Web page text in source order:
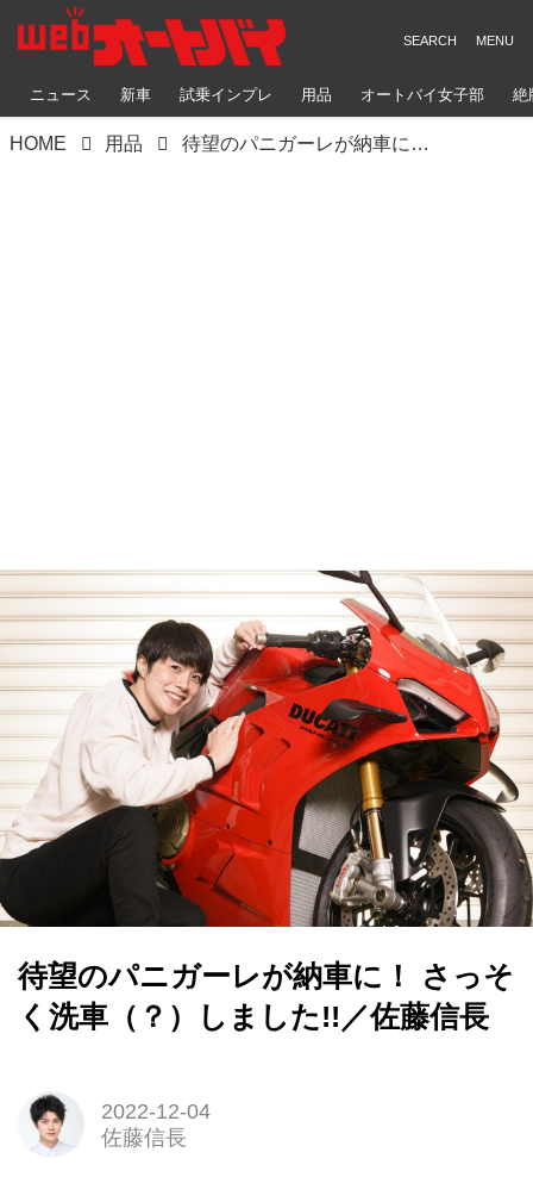
ニュース 新車 試乗インプレ 用品 オートバイ女子部 絶
HOME 用品 待望のパニガーレが納車に！ さっそく洗車（？）しました!!／佐藤信長
待望のパニガーレが納車に！ さっそ
く洗車（？）しました!!／佐藤信長
2022-12-04
佐藤信長